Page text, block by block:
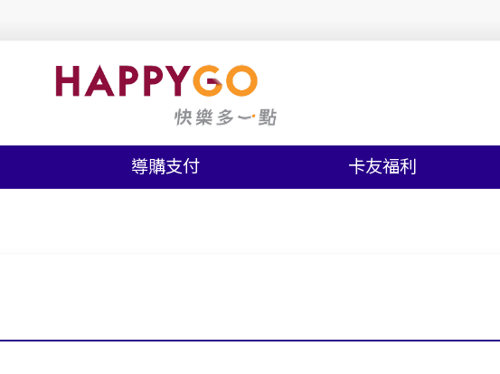
導購支付 卡友福利